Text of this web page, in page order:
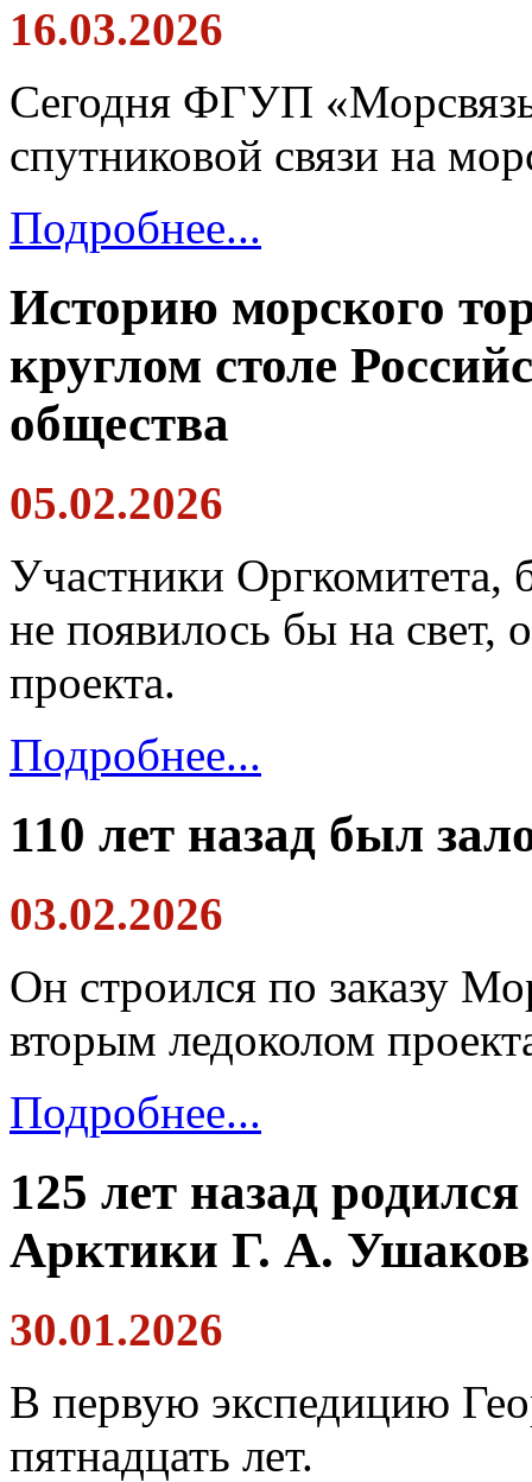
16.03.2026
Сегодня ФГУП
спутниковой связи на
Подробнее...
Историю морского
круглом столе
общества
05.02.2026
Участники Оргкомитета,
не появилось бы на свет,
проекта.
Подробнее...
110 лет назад был
03.02.2026
Он строился по заказу
вторым ледоколом
Подробнее...
125 лет назад
Арктики Г. А. Ушаков
30.01.2026
В первую экспедицию
пятнадцать лет.